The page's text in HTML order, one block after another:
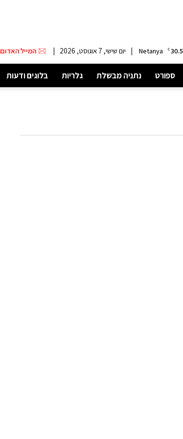
30.5
C
Netanya
| יום שישי, 7 אוגוסט, 2026 | המייל האדום
ספורט נתניה מבשלת גלריות בלוגים ודעות